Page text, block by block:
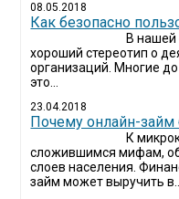
08.05.2018
Как безопасно
В нашей
хороший стереотип о
организаций. Многие
это...
23.04.2018
Почему онлайн-займ
К
сложившимся мифам,
слоев населения.
займ может выручить в...